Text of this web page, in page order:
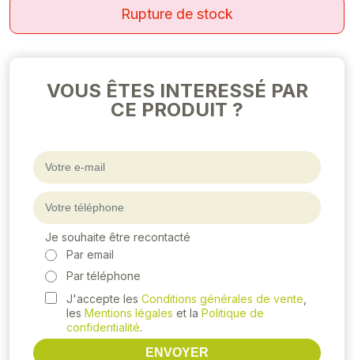
Rupture de stock
VOUS ÊTES INTERESSÉ PAR
CE PRODUIT ?
Je souhaite être recontacté
Par email
Par téléphone
J'accepte les Conditions générales de vente
les Mentions légales et la Politique de
confidentialité.
ENVOYER